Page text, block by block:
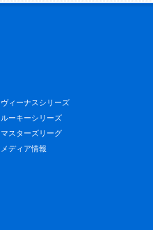
ヴィーナスシリーズ
ルーキーシリーズ
マスターズリーグ
メディア情報